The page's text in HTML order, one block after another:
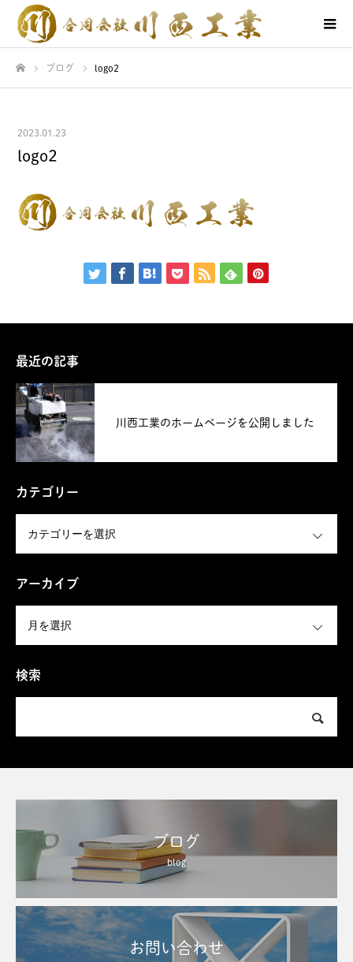
ブログ logo2
2023.01.23
logo2
最近の記事
川西工業のホームページを公開しました
カテゴリー
アーカイブ
検索
ブログ
blog
お問い合わせ